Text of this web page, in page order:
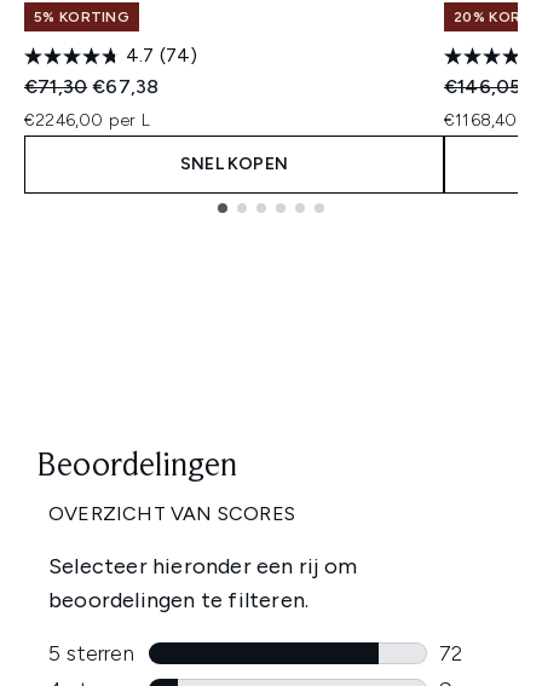
5% KORTING
4.7 (74)
Recommended Retail Price:
€71,30Huidige prijs:
€67,38
€2246,00 per L
SNEL KOPEN
20%
€146,05
€1168,40